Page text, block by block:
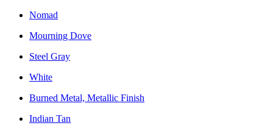
Nomad
Mourning Dove
Steel Gray
White
Burned Metal, Metallic Finish
Indian Tan